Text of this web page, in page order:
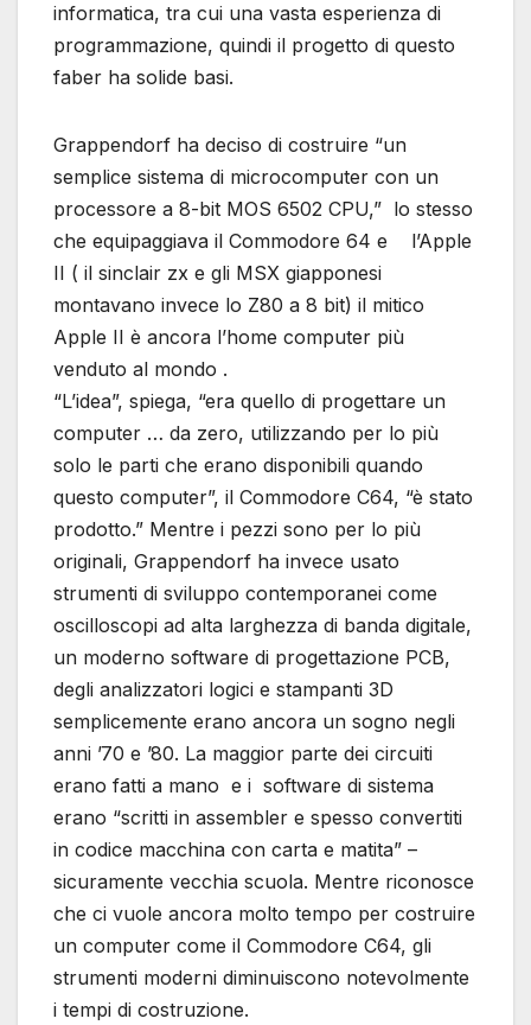
informatica, tra cui una vasta esperienza di
programmazione, quindi il progetto di questo
faber ha solide basi.
Grappendorf ha deciso di costruire “un
semplice sistema di microcomputer con un
processore a 8-bit MOS 6502 CPU,” lo stesso
che equipaggiava il Commodore 64 e l’Apple
II ( il sinclair zx e gli MSX giapponesi
montavano invece lo Z80 a 8 bit) il mitico
Apple II è ancora l’home computer più
venduto al mondo .
“L’idea”, spiega, “era quello di progettare un
computer … da zero, utilizzando per lo più
solo le parti che erano disponibili quando
questo computer”, il Commodore C64, “è stato
prodotto.” Mentre i pezzi sono per lo più
originali, Grappendorf ha invece usato
strumenti di sviluppo contemporanei come
oscilloscopi ad alta larghezza di banda digitale,
un moderno software di progettazione PCB,
degli analizzatori logici e stampanti 3D
semplicemente erano ancora un sogno negli
anni ’70 e ’80. La maggior parte dei circuiti
erano fatti a mano e i software di sistema
erano “scritti in assembler e spesso convertiti
in codice macchina con carta e matita” –
sicuramente vecchia scuola. Mentre riconosce
che ci vuole ancora molto tempo per costruire
un computer come il Commodore C64, gli
strumenti moderni diminuiscono notevolmente
i tempi di costruzione.